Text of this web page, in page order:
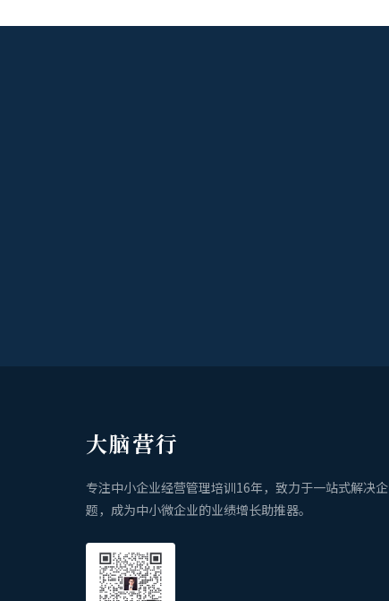
大脑营行
专注中小企业经营管理培训16年，致力于一站式解决
题，成为中小微企业的业绩增长助推器。